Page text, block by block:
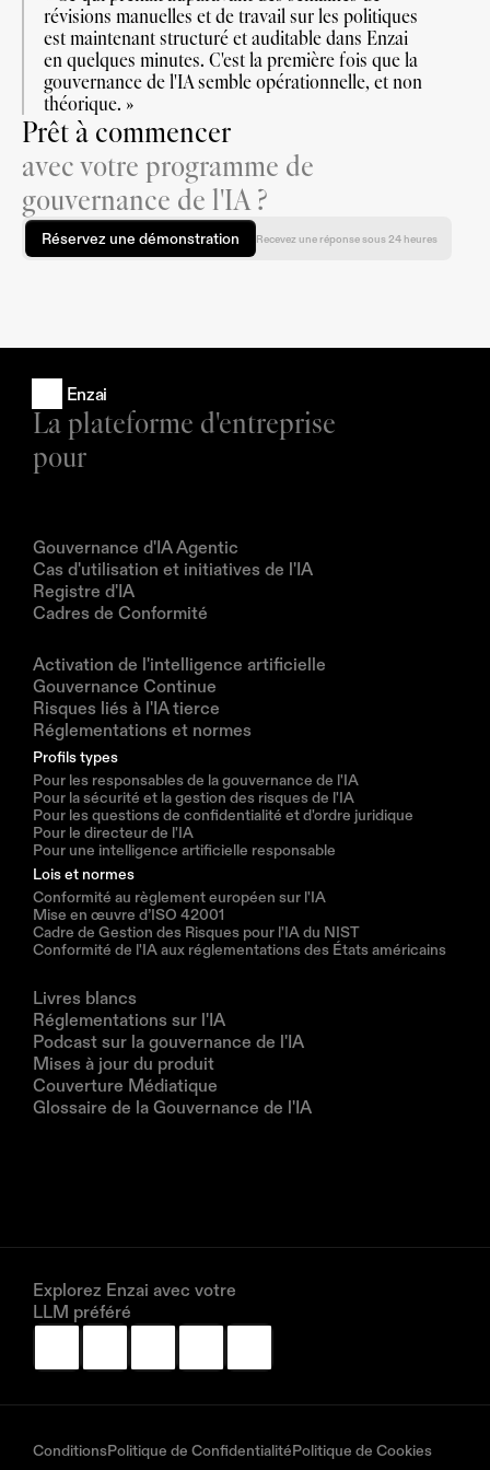
révisions manuelles et de travail sur les politiques
est maintenant structuré et auditable dans Enzai
en quelques minutes. C'est la première fois que la
gouvernance de l'IA semble opérationnelle, et non
théorique. »
Prêt à commencer
avec votre programme de
gouvernance de l'IA ?
Réservez une démonstration Recevez une réponse sous 24 heures
Enzai
La plateforme d'entreprise
pour
Gouvernance d'IA Agentic
Cas d'utilisation et initiatives de l'IA
Registre d'IA
Cadres de Conformité
Activation de l'intelligence artificielle
Gouvernance Continue
Risques liés à l'IA tierce
Réglementations et normes
Profils types
Pour les responsables de la gouvernance de l'IA
Pour la sécurité et la gestion des risques de l'IA
Pour les questions de confidentialité et d'ordre juridique
Pour le directeur de l'IA
Pour une intelligence artificielle responsable
Lois et normes
Conformité au règlement européen sur l'IA
Mise en œuvre d’ISO 42001
Cadre de Gestion des Risques pour l'IA du NIST
Conformité de l'IA aux réglementations des États américains
Livres blancs
Réglementations sur l'IA
Podcast sur la gouvernance de l'IA
Mises à jour du produit
Couverture Médiatique
Glossaire de la Gouvernance de l'IA
Explorez Enzai avec votre
LLM préféré
ConditionsPolitique de ConfidentialitéPolitique de Cookies